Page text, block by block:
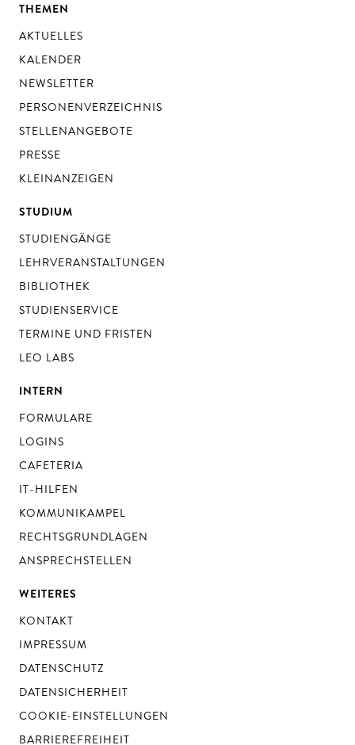
THEMEN
AKTUELLES
KALENDER
NEWSLETTER
PERSONENVERZEICHNIS
STELLENANGEBOTE
PRESSE
KLEINANZEIGEN
STUDIUM
STUDIENGÄNGE
LEHRVERANSTALTUNGEN
BIBLIOTHEK
STUDIENSERVICE
TERMINE UND FRISTEN
LEO LABS
INTERN
FORMULARE
LOGINS
CAFETERIA
IT-HILFEN
KOMMUNIKAMPEL
RECHTSGRUNDLAGEN
ANSPRECHSTELLEN
WEITERES
KONTAKT
IMPRESSUM
DATENSCHUTZ
DATENSICHERHEIT
COOKIE-EINSTELLUNGEN
BARRIEREFREIHEIT